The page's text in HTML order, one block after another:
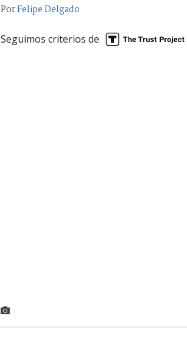
PorFelipe Delgado
Seguimos criterios de